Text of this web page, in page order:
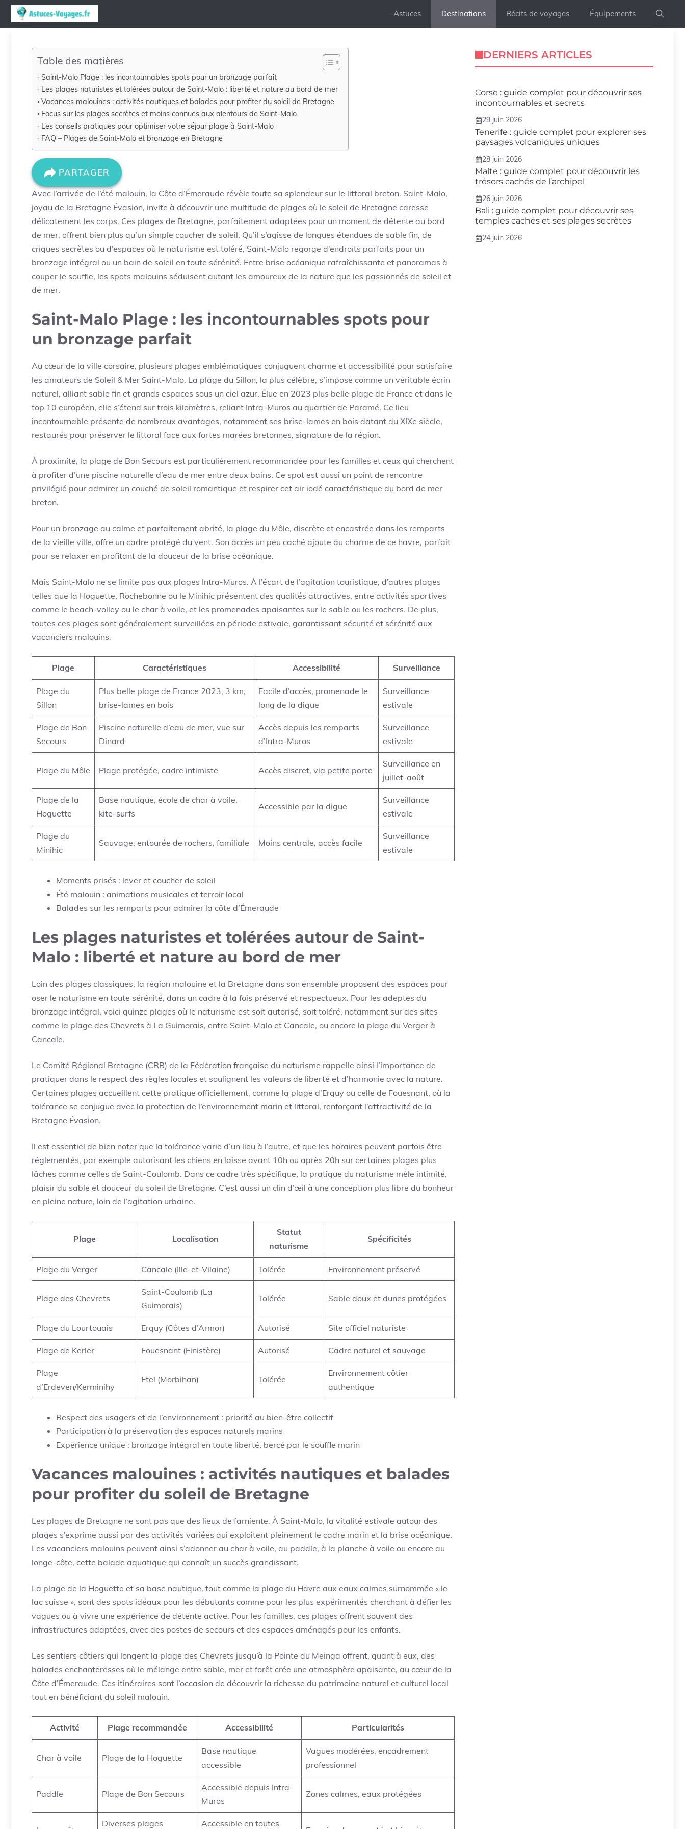
Aller
Astuces Destinations Récits de voyages Équipements
Table des matières
Saint-Malo Plage : les incontournables spots pour un bronzage parfait
Les plages naturistes et tolérées autour de Saint-Malo : liberté et nature au bord de mer
Vacances malouines : activités nautiques et balades pour profiter du soleil de Bretagne
Focus sur les plages secrètes et moins connues aux alentours de Saint-Malo
Les conseils pratiques pour optimiser votre séjour plage à Saint-Malo
FAQ – Plages de Saint-Malo et bronzage en Bretagne
PARTAGER
Avec l’arrivée de l’été malouin, la Côte d’Émeraude révèle toute sa splendeur sur le littoral breton. Saint-Malo,
joyau de la Bretagne Évasion, invite à découvrir une multitude de plages où le soleil de Bretagne caresse
délicatement les corps. Ces plages de Bretagne, parfaitement adaptées pour un moment de détente au bord
de mer, offrent bien plus qu’un simple coucher de soleil. Qu’il s’agisse de longues étendues de sable fin, de
criques secrètes ou d’espaces où le naturisme est toléré, Saint-Malo regorge d’endroits parfaits pour un
bronzage intégral ou un bain de soleil en toute sérénité. Entre brise océanique rafraîchissante et panoramas à
couper le souffle, les spots malouins séduisent autant les amoureux de la nature que les passionnés de soleil et
de mer.
Saint-Malo Plage : les incontournables spots pour
un bronzage parfait
Au cœur de la ville corsaire, plusieurs plages emblématiques conjuguent charme et accessibilité pour satisfaire
les amateurs de Soleil & Mer Saint-Malo. La plage du Sillon, la plus célèbre, s’impose comme un véritable écrin
naturel, alliant sable fin et grands espaces sous un ciel azur. Élue en 2023 plus belle plage de France et dans le
top 10 européen, elle s’étend sur trois kilomètres, reliant Intra-Muros au quartier de Paramé. Ce lieu
incontournable présente de nombreux avantages, notamment ses brise-lames en bois datant du XIXe siècle,
restaurés pour préserver le littoral face aux fortes marées bretonnes, signature de la région.
À proximité, la plage de Bon Secours est particulièrement recommandée pour les familles et ceux qui cherchent
à profiter d’une piscine naturelle d’eau de mer entre deux bains. Ce spot est aussi un point de rencontre
privilégié pour admirer un couché de soleil romantique et respirer cet air iodé caractéristique du bord de mer
breton.
Pour un bronzage au calme et parfaitement abrité, la plage du Môle, discrète et encastrée dans les remparts
de la vieille ville, offre un cadre protégé du vent. Son accès un peu caché ajoute au charme de ce havre, parfait
pour se relaxer en profitant de la douceur de la brise océanique.
Mais Saint-Malo ne se limite pas aux plages Intra-Muros. À l’écart de l’agitation touristique, d’autres plages
telles que la Hoguette, Rochebonne ou le Minihic présentent des qualités attractives, entre activités sportives
comme le beach-volley ou le char à voile, et les promenades apaisantes sur le sable ou les rochers. De plus,
toutes ces plages sont généralement surveillées en période estivale, garantissant sécurité et sérénité aux
vacanciers malouins.
Plage Caractéristiques Accessibilité Surveillance
Plage du
Sillon
Plus belle plage de France 2023, 3 km,
brise-lames en bois
Facile d’accès, promenade le
long de la digue
Surveillance
estivale
Plage de Bon
Secours
Piscine naturelle d’eau de mer, vue sur
Dinard
Accès depuis les remparts
d’Intra-Muros
Surveillance
estivale
Plage du Môle Plage protégée, cadre intimiste Accès discret, via petite porte
Surveillance en
juillet-août
Plage de la
Hoguette
Base nautique, école de char à voile,
kite-surfs
Accessible par la digue
Surveillance
estivale
Plage du
Minihic
Sauvage, entourée de rochers, familiale Moins centrale, accès facile
Surveillance
estivale
Moments prisés : lever et coucher de soleil
Été malouin : animations musicales et terroir local
Balades sur les remparts pour admirer la côte d’Émeraude
Les plages naturistes et tolérées autour de Saint-
Malo : liberté et nature au bord de mer
Loin des plages classiques, la région malouine et la Bretagne dans son ensemble proposent des espaces pour
oser le naturisme en toute sérénité, dans un cadre à la fois préservé et respectueux. Pour les adeptes du
bronzage intégral, voici quinze plages où le naturisme est soit autorisé, soit toléré, notamment sur des sites
comme la plage des Chevrets à La Guimorais, entre Saint-Malo et Cancale, ou encore la plage du Verger à
Cancale.
Le Comité Régional Bretagne (CRB) de la Fédération française du naturisme rappelle ainsi l’importance de
pratiquer dans le respect des règles locales et soulignent les valeurs de liberté et d’harmonie avec la nature.
Certaines plages accueillent cette pratique officiellement, comme la plage d’Erquy ou celle de Fouesnant, où la
tolérance se conjugue avec la protection de l’environnement marin et littoral, renforçant l’attractivité de la
Bretagne Évasion.
Il est essentiel de bien noter que la tolérance varie d’un lieu à l’autre, et que les horaires peuvent parfois être
réglementés, par exemple autorisant les chiens en laisse avant 10h ou après 20h sur certaines plages plus
lâches comme celles de Saint-Coulomb. Dans ce cadre très spécifique, la pratique du naturisme mêle intimité,
plaisir du sable et douceur du soleil de Bretagne. C’est aussi un clin d’œil à une conception plus libre du bonheur
en pleine nature, loin de l’agitation urbaine.
Plage Localisation
Statut
naturisme
Spécificités
Plage du Verger Cancale (Ille-et-Vilaine) Tolérée Environnement préservé
Plage des Chevrets
Saint-Coulomb (La
Guimorais)
Tolérée Sable doux et dunes protégées
Plage du Lourtouais Erquy (Côtes d’Armor) Autorisé Site officiel naturiste
Plage de Kerler Fouesnant (Finistère) Autorisé Cadre naturel et sauvage
Plage
d’Erdeven/Kerminihy
Etel (Morbihan) Tolérée
Environnement côtier
authentique
Respect des usagers et de l’environnement : priorité au bien-être collectif
Participation à la préservation des espaces naturels marins
Expérience unique : bronzage intégral en toute liberté, bercé par le souffle marin
Vacances malouines : activités nautiques et balades
pour profiter du soleil de Bretagne
Les plages de Bretagne ne sont pas que des lieux de farniente. À Saint-Malo, la vitalité estivale autour des
plages s’exprime aussi par des activités variées qui exploitent pleinement le cadre marin et la brise océanique.
Les vacanciers malouins peuvent ainsi s’adonner au char à voile, au paddle, à la planche à voile ou encore au
longe-côte, cette balade aquatique qui connaît un succès grandissant.
La plage de la Hoguette et sa base nautique, tout comme la plage du Havre aux eaux calmes surnommée « le
lac suisse », sont des spots idéaux pour les débutants comme pour les plus expérimentés cherchant à défier les
vagues ou à vivre une expérience de détente active. Pour les familles, ces plages offrent souvent des
infrastructures adaptées, avec des postes de secours et des espaces aménagés pour les enfants.
Les sentiers côtiers qui longent la plage des Chevrets jusqu’à la Pointe du Meinga offrent, quant à eux, des
balades enchanteresses où le mélange entre sable, mer et forêt crée une atmosphère apaisante, au cœur de la
Côte d’Émeraude. Ces itinéraires sont l’occasion de découvrir la richesse du patrimoine naturel et culturel local
tout en bénéficiant du soleil malouin.
Activité Plage recommandée Accessibilité Particularités
Char à voile Plage de la Hoguette
Base nautique
accessible
Vagues modérées, encadrement
professionnel
Paddle Plage de Bon Secours
Accessible depuis Intra-
Muros
Zones calmes, eaux protégées
Diverses plages Accessible en toutes
DERNIERS ARTICLES
Corse : guide complet pour découvrir ses
incontournables et secrets
29 juin 2026
Tenerife : guide complet pour explorer ses
paysages volcaniques uniques
28 juin 2026
Malte : guide complet pour découvrir les
trésors cachés de l’archipel
26 juin 2026
Bali : guide complet pour découvrir ses
temples cachés et ses plages secrètes
24 juin 2026